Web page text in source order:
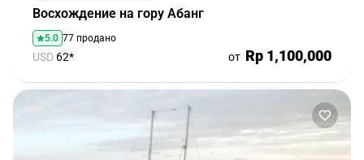
Восхождение на гору Абанг
5.0 77 продано
USD 62* от Rp 1,100,000